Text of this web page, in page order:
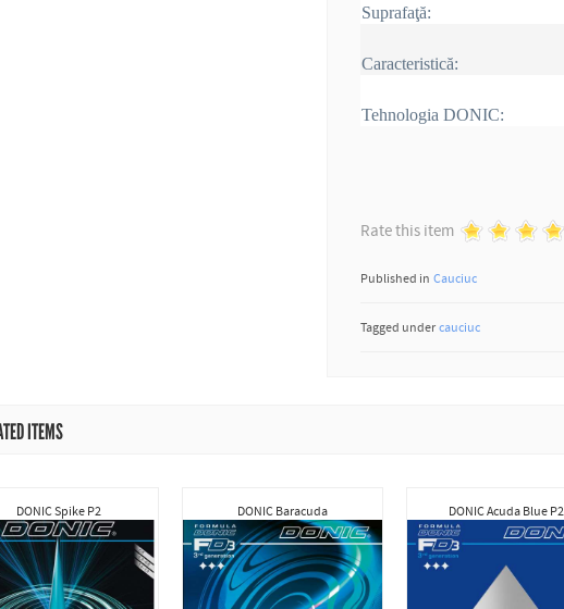
Suprafaţă:
Caracteristică:
Tehnologia DONIC:
Rate this item
Published in Cauciuc
Tagged under cauciuc
ITEMS
DONIC Spike P2 DONIC Baracuda DONIC Acuda Blue P2